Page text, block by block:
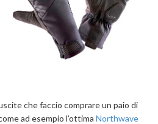
che faccio comprare un paio di
ad esempio l’ottima Northwave